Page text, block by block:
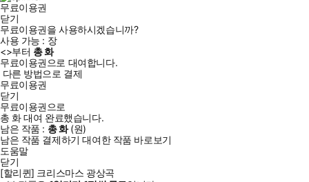
무료이용권
닫기
무료이용권을 사용하시겠습니까?
사용 가능 : 장
<>부터 총화
무료이용권으로 대여합니다.
다른 방법으로 결제
무료이용권
닫기
무료이용권으로
총 화대여 완료했습니다.
남은 작품 : 총화(원)
남은 작품 결제하기 대여한 작품 바로보기
도움말
닫기
[할리퀸] 크리스마스 광상곡